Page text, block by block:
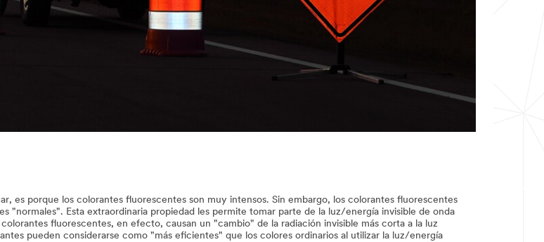
es porque los colorantes fluorescentes son muy intensos. Sin embargo, los colorantes fluorescentes
"normales". Esta extraordinaria propiedad les permite tomar parte de la luz/energía invisible de onda
fluorescentes, en efecto, causan un "cambio" de la radiación invisible más corta a la luz
pueden considerarse como "más eficientes" que los colores ordinarios al utilizar la luz/energía